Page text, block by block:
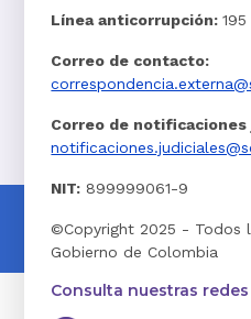
Línea anticorrupción:
Correo de contacto:
Correo de
NIT: 899999061-9
©Copyright 2025 - Todos
Gobierno de Colombia
Consulta nuestras